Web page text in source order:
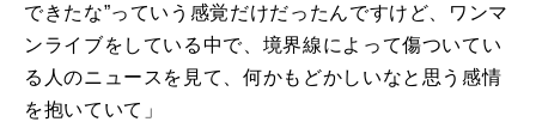
できたな”っていう感覚だけだったんですけど、ワンマ
ンライブをしている中で、境界線によって傷ついてい
る人のニュースを見て、何かもどかしいなと思う感情
を抱いていて」